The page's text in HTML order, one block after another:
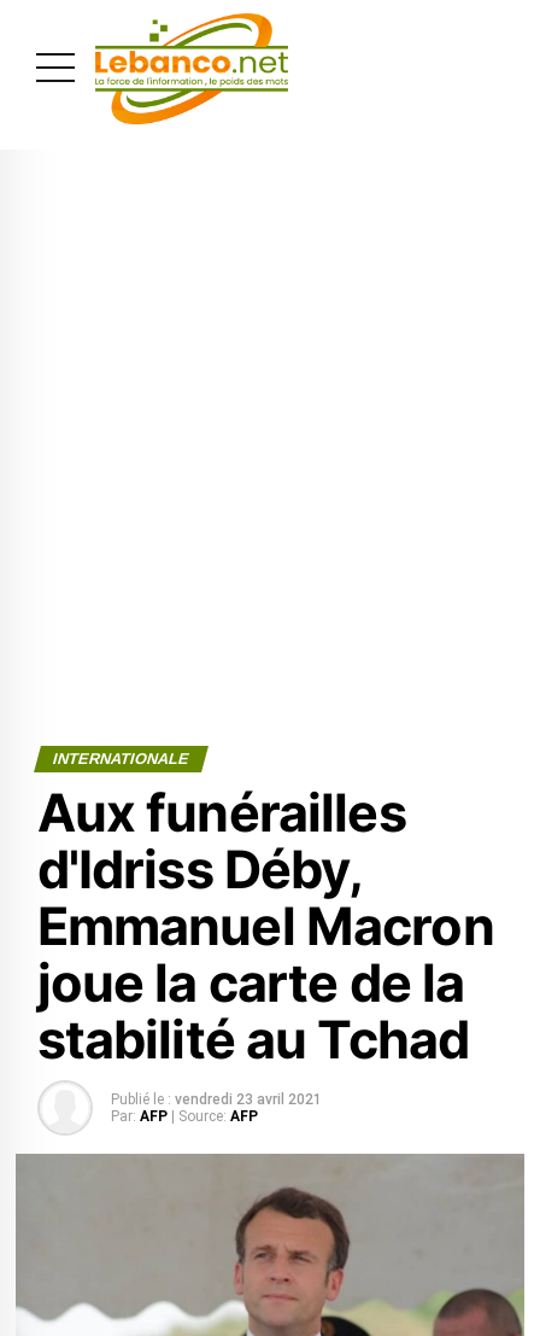
INTERNATIONALE
Aux funérailles
d'Idriss Déby,
Emmanuel Macron
joue la carte de la
stabilité au Tchad
Publié le : vendredi 23 avril 2021
Par: AFP | Source: AFP